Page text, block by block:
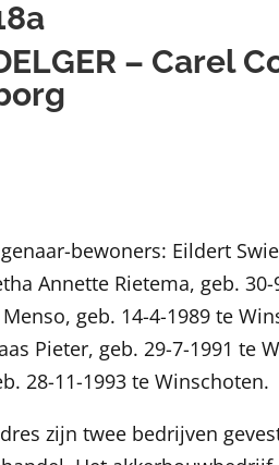
– Carel
bewoners: Eildert
Annette Rietema, geb.
geb. 14-4-1989 te
Pieter, geb. 29-7-1991 te
28-11-1993 te Winschoten.
zijn twee bedrijven